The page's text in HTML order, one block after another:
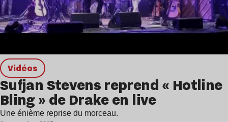
Vidéos
Sufjan Stevens reprend « Hotline
Bling » de Drake en live
Une énième reprise du morceau.